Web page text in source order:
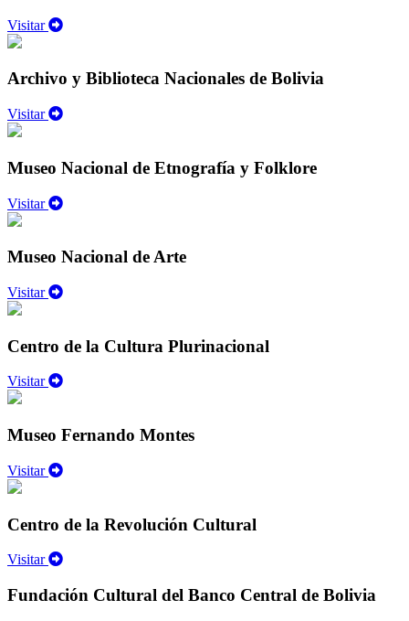
Visitar
Archivo y Biblioteca Nacionales de Bolivia
Visitar
Museo Nacional de Etnografía y Folklore
Visitar
Museo Nacional de Arte
Visitar
Centro de la Cultura Plurinacional
Visitar
Museo Fernando Montes
Visitar
Centro de la Revolución Cultural
Visitar
Fundación Cultural del Banco Central de Bolivia